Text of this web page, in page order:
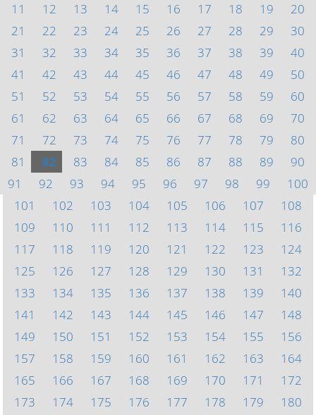
11
12 13 14 15 16 17 18 19
20
21
22 23 24 25 26 27 28 29
30
31
32 33 34 35 36 37 38 39
40
41
42 43 44 45 46 47 48 49
50
51
52 53 54 55 56 57 58 59
60
61
62 63 64 65 66 67 68 69
70
71
72 73 74 75 76 77 78 79
80
81
82 83 84 85 86 87 88 89
90
91
92 93 94 95 96 97 98 99
100
101
102 103 104 105 106 107
108
109
110 111 112 113 114 115
116
117
118 119 120 121 122 123
124
125
126 127 128 129 130 131
132
133
134 135 136 137 138 139
140
141
142 143 144 145 146 147
148
149
150 151 152 153 154 155
156
157
158 159 160 161 162 163
164
165
166 167 168 169 170 171
172
173
174 175 176 177 178 179
180